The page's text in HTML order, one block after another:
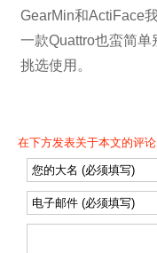
GearMin和ActiFace
一款Quattro也蛮简
挑选使用。
在下方发表关于本文的评